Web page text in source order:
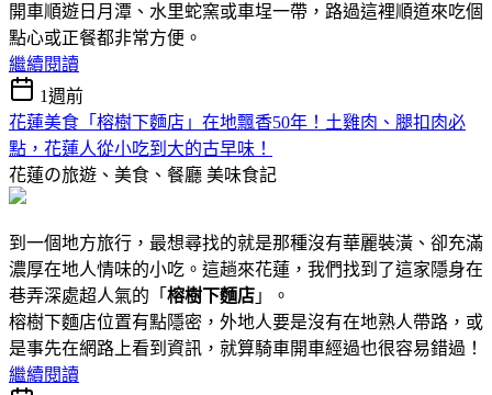
開車順遊日月潭、水里蛇窯或車埕一帶，路過這裡順道來吃個
點心或正餐都非常方便。
繼續閱讀
1週前
花蓮美食「榕樹下麵店」在地飄香50年！土雞肉、腿扣肉必
點，花蓮人從小吃到大的古早味！
花蓮の旅遊、美食、餐廳 美味食記
到一個地方旅行，最想尋找的就是那種沒有華麗裝潢、卻充滿
濃厚在地人情味的小吃。這趟來花蓮，我們找到了這家隱身在
巷弄深處超人氣的「 榕樹下麵店 」。
榕樹下麵店位置有點隱密，外地人要是沒有在地熟人帶路，或
是事先在網路上看到資訊，就算騎車開車經過也很容易錯過！
繼續閱讀